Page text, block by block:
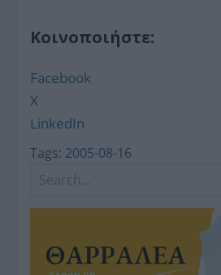
Κοινοποιήστε:
Facebook
X
LinkedIn
Tags: 2005-08-16